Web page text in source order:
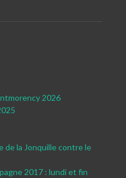
2026
de la Jonquille contre le
2017 : lundi et fin